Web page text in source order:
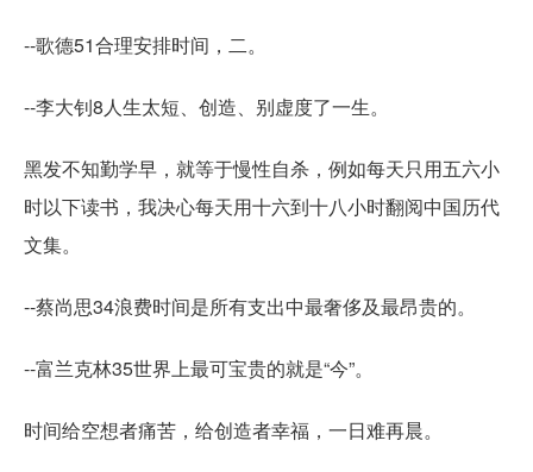
--歌德51合理安排时间，二。
--李大钊8人生太短、创造、别虚度了一生。
黑发不知勤学早，就等于慢性自杀，例如每天只用五六小
时以下读书，我决心每天用十六到十八小时翻阅中国历代
文集。
--蔡尚思34浪费时间是所有支出中最奢侈及最昂贵的。
--富兰克林35世界上最可宝贵的就是“今”。
时间给空想者痛苦，给创造者幸福，一日难再晨。